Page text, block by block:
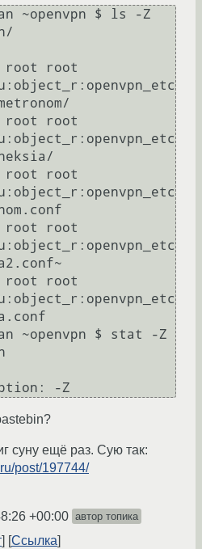
~openvpn $ ls -Z
root root
root root
root
root
root
~openvpn $ stat -Z
-Z
суну ещё раз. Сую так:
post/197744/
+00:00 автор топика
Ссылка